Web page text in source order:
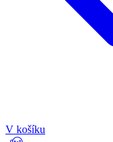
V košíku